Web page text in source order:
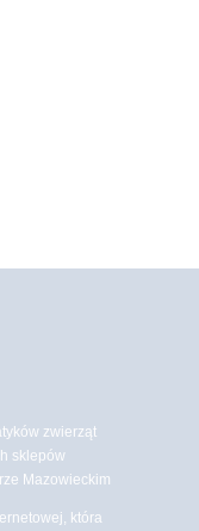
zwierząt
sklepów
Mazowieckim
która